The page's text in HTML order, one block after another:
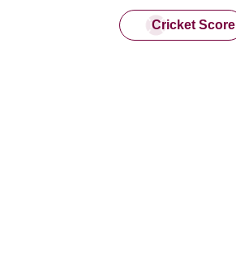
Cricket Score